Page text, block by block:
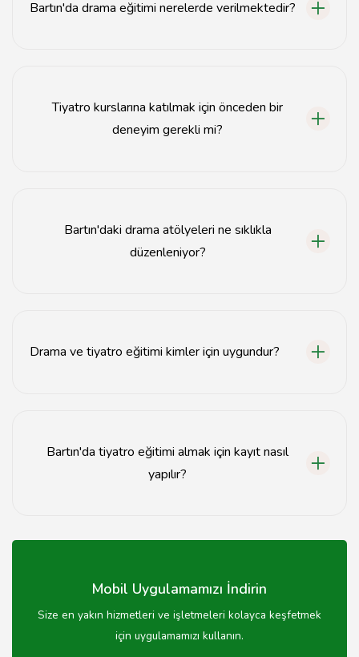
Bartın'da drama eğitimi nerelerde verilmektedir?
Tiyatro kurslarına katılmak için önceden bir
deneyim gerekli mi?
Bartın'daki drama atölyeleri ne sıklıkla
düzenleniyor?
Drama ve tiyatro eğitimi kimler için uygundur?
Bartın'da tiyatro eğitimi almak için kayıt nasıl
yapılır?
sitesinden veya doğrudan iletişime geçerek kayıt
Mobil Uygulamamızı İndirin
Size en yakın hizmetleri ve işletmeleri kolayca keşfetmek
için uygulamamızı kullanın.